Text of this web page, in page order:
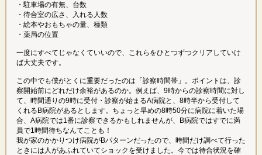
・駐車場の有無、台数
・待合室の広さ、入れる人数
・絵本やおもちゃの量、種類
・薬局の位置
一度にすべてじゃなくていいので、これらをひとつずつクリアしていけ
ば大丈夫です。
この中でも僕がとくに重要だったのは「診察時間帯」。ポイントは、診
察開始前にどれだけ余裕があるのか。例えば、9時からの診察時間に対し
て、時間通りの9時に受付・診察が始まるA病院と、8時半から受付して
くれるB病院があるとします。ちょっと早めの8時50分に病院に着いた場
合、A病院では1番に診察できるかもしれませんが、B病院ではすでに満
員で1時間待ちなんてことも！
我が家のかかりつけ病院がBパターンだったので、時間だけ調べて行った
ときには人があふれていてショックを受けました。今では待合状況を確